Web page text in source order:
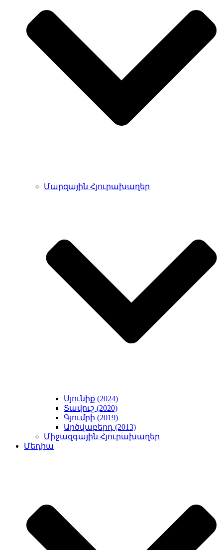
Մարզային Հյուրախաղեր
Սյունիք (2024)
Տավուշ (2020)
Գյումրի (2019)
Արծվաբերդ (2013)
Միջազգային Հյուրախաղեր
Մեդիա